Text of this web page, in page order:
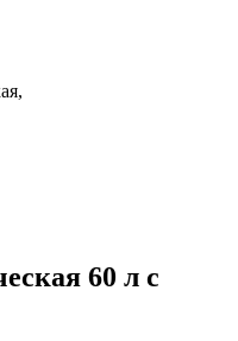
60 л с